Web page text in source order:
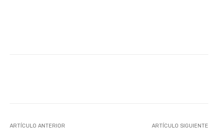
ARTÍCULO ANTERIOR ARTÍCULO SIGUIENTE